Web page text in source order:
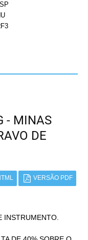
- MINAS
DE
VERSÃO PDF
INSTRUMENTO.